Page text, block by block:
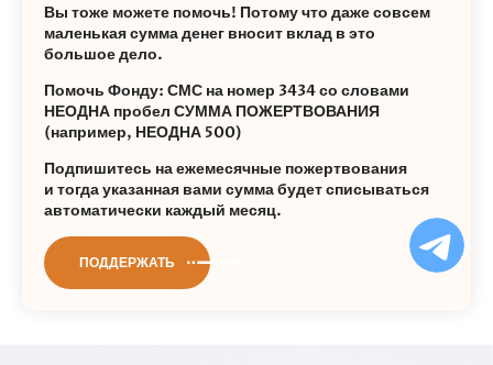
Вы тоже можете помочь! Потому что даже совсем
маленькая сумма денег вносит вклад в это
большое дело.
Помочь Фонду: СМС на номер 3434 со словами
НЕОДНА пробел СУММА ПОЖЕРТВОВАНИЯ
(например, НЕОДНА 500)
Подпишитесь на ежемесячные пожертвования
и тогда указанная вами сумма будет списываться
автоматически каждый месяц.
ПОДДЕРЖАТЬ